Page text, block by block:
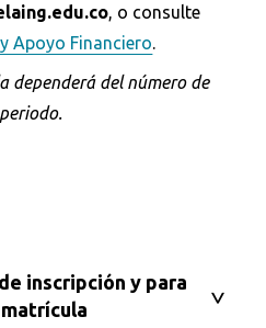
, o consulte
Apoyo Financiero.
dependerá del número de
inscripción y para